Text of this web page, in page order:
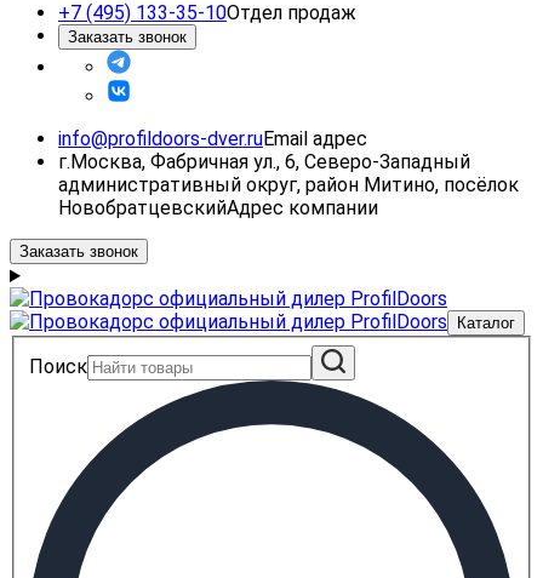
+7 (495) 133-35-10Отдел продаж
Заказать звонок
info@profildoors-dver.ruEmail адрес
г.Москва, Фабричная ул., 6, Северо-Западный
административный округ, район Митино, посёлок
НовобратцевскийАдрес компании
Заказать звонок
Каталог
Поиск